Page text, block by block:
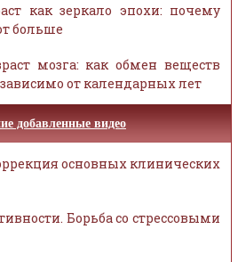
как зеркало эпохи: почему
больше
мозга: как обмен веществ
от календарных лет
добавленные видео
основных клинических
Борьба со стрессовыми